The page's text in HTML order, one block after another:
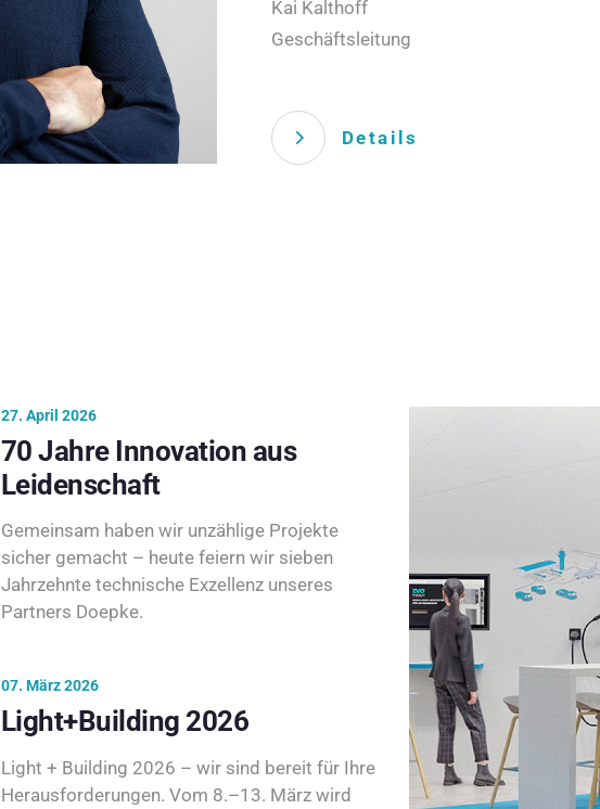
Kai Kalthoff
Geschäftsleitung
Details
27. April 2026
70 Jahre Innovation aus
Leidenschaft
Gemeinsam haben wir unzählige Projekte
sicher gemacht – heute feiern wir sieben
Jahrzehnte technische Exzellenz unseres
Partners Doepke.
07. März 2026
Light+Building 2026
Light + Building 2026 – wir sind bereit für Ihre
Herausforderungen. Vom 8.–13. März wird